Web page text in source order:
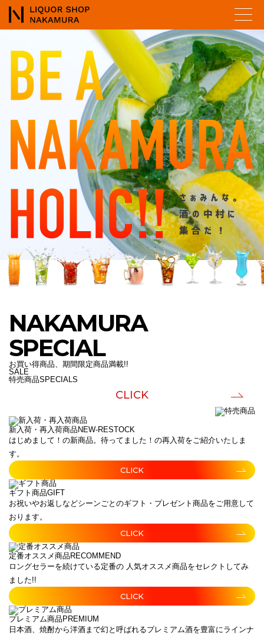
NAKAMURA
SPECIAL
お買い得商品、期間限定商品満載!!
SALE
特売商品SPECIALS
CLICK
新入荷・再入荷商品 NEW-RESTOCK
はじめまして！の新商品。待ってました！の再入荷をご紹介いたしま
す。
CLICK
ギフト商品GIFT
お祝いやお返しなどシーンごとのギフト・プレゼント商品をご用意して
おります。
CLICK
定番オススメ商品 RECOMMEND
ロングセラーを続けている定番の 人気オススメ商品をセレクトしてみ
ました!!
CLICK
プレミアム商品 PREMIUM
日本酒、焼酎から洋酒まで幻と呼ばれるプレミアム酒を豊富にラインナ